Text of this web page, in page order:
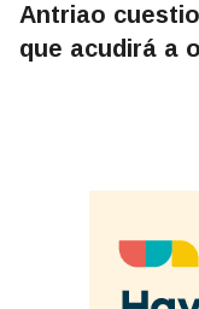
Antriao
que acudirá a